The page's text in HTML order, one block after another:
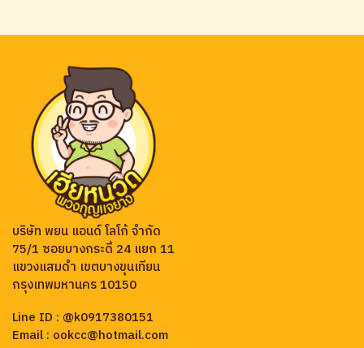
บริษัท พยน แอนด์ โลโก้ จำกัด
75/1 ซอยบางกระดี่ 24 แยก 11
แขวงแสมดำ เขตบางขุนเทียน
กรุงเทพมหานคร 10150
Line ID : @k0917380151
Email : ookcc@hotmail.com